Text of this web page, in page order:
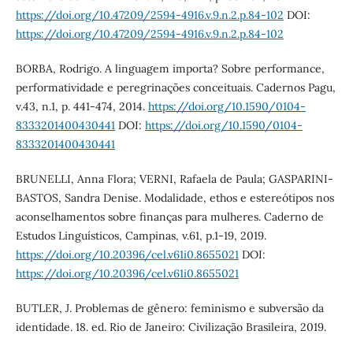
https://doi.org/10.47209/2594-4916.v.9.n.2.p.84-102 DOI:
https://doi.org/10.47209/2594-4916.v.9.n.2.p.84-102
BORBA, Rodrigo. A linguagem importa? Sobre performance,
performatividade e peregrinações conceituais. Cadernos Pagu,
v.43, n.1, p. 441-474, 2014. https://doi.org/10.1590/0104-
8333201400430441DOI: https://doi.org/10.1590/0104-
8333201400430441
BRUNELLI, Anna Flora; VERNI, Rafaela de Paula; GASPARINI-
BASTOS, Sandra Denise. Modalidade, ethos e estereótipos nos
aconselhamentos sobre finanças para mulheres. Caderno de
Estudos Linguísticos, Campinas, v.61, p.1-19, 2019.
https://doi.org/10.20396/cel.v61i0.8655021DOI:
https://doi.org/10.20396/cel.v61i0.8655021
BUTLER, J. Problemas de gênero: feminismo e subversão da
identidade. 18. ed. Rio de Janeiro: Civilização Brasileira, 2019.